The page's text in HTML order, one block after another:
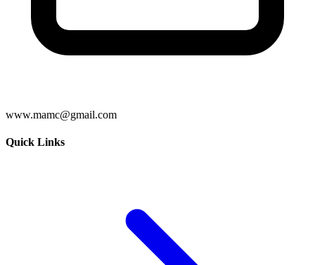
www.mamc@gmail.com
Quick Links